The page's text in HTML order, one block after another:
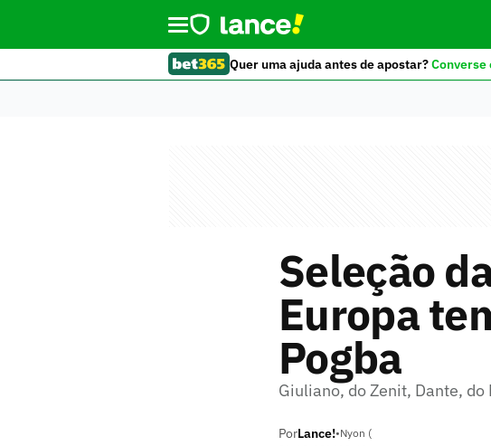
Quer uma ajuda antes de apostar?Converse
Seleção
Europa
Pogba
Giuliano, do Zenit, Dante,
PorLance!•Nyon (